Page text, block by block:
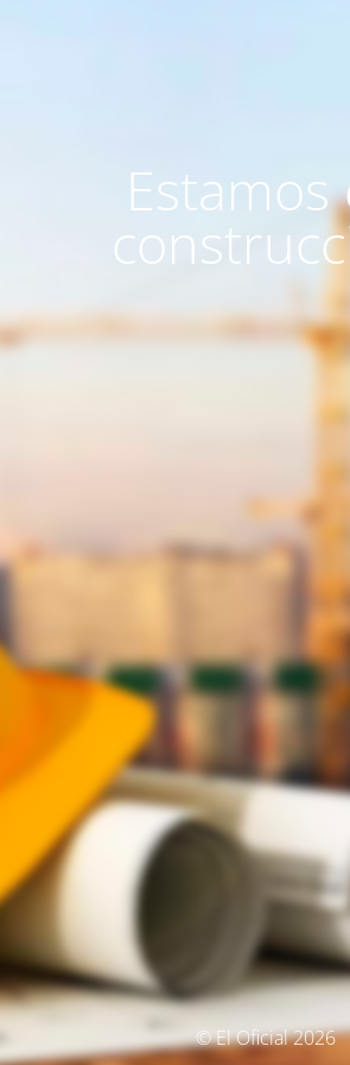
Estamos
© El Oficial 2026